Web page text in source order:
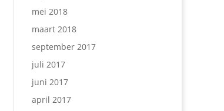
mei 2018
maart 2018
september 2017
juli 2017
juni 2017
april 2017